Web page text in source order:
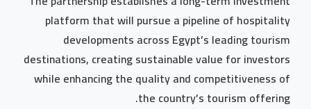
platform that will pursue a pipeline of hospitality
developments across Egypt’s leading tourism
destinations, creating sustainable value for investors
while enhancing the quality and competitiveness of
the country’s tourism offering.